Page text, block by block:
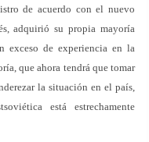
de acuerdo con el nuevo
adquirió su propia mayoría
exceso de experiencia en la
que ahora tendrá que tomar
la situación en el país,
está estrechamente